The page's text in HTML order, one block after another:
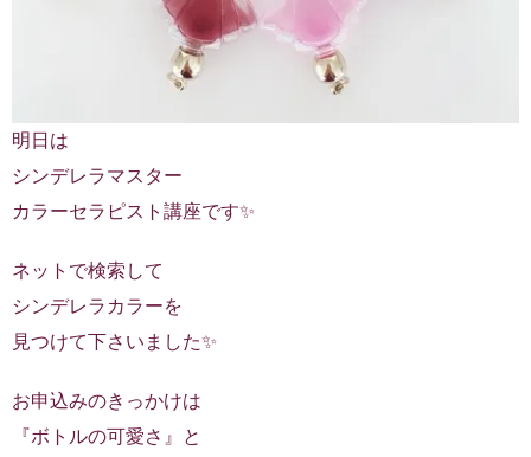
明日は
シンデレラマスター
カラーセラピスト講座です✨
ネットで検索して
シンデレラカラーを
見つけて下さいました✨
お申込みのきっかけは
『ボトルの可愛さ』と